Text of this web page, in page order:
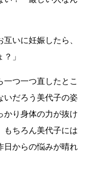
いに妊娠したら、
」
つ一つ直したとこ
いだろう美代子の姿
かり身体の力が抜け
もちろん美代子には
日からの悩みが晴れ